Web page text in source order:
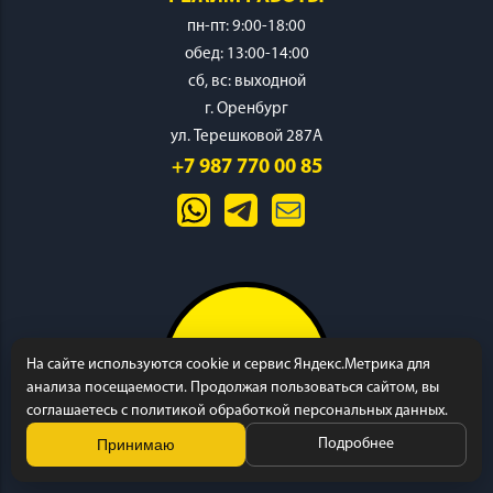
пн-пт: 9:00-18:00
обед: 13:00-14:00
cб, вс: выходной
г. Оренбург
ул. Терешковой 287А
+7 987 770 00 85
На сайте используются cookie и сервис Яндекс.Метрика для
анализа посещаемости. Продолжая пользоваться сайтом, вы
соглашаетесь с политикой обработкой персональных данных.
Принимаю Подробнее